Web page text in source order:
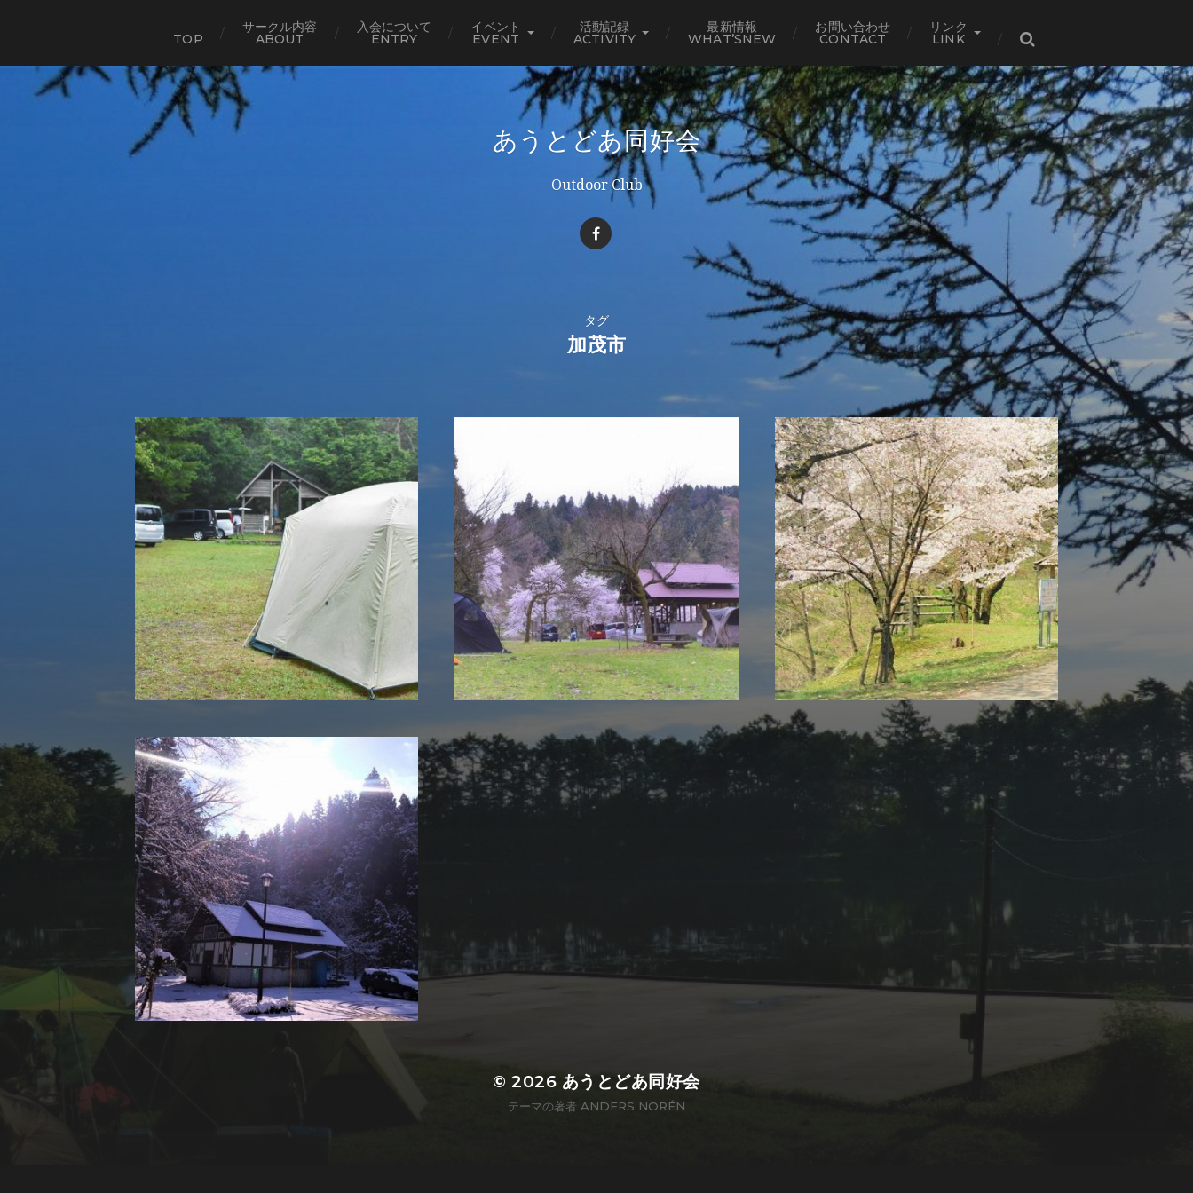
TOP
サークル内容
ABOUT
入会について
ENTRY
イベント
EVENT
活動記録
ACTIVITY
最新情報
WHAT’SNEW
お問い合わせ
CONTACT
リンク
LINK
あうとどあ同好会
Outdoor Club
タグ
加茂市
© 2026 あうとどあ同好会
テーマの著者 ANDERS NORÉN